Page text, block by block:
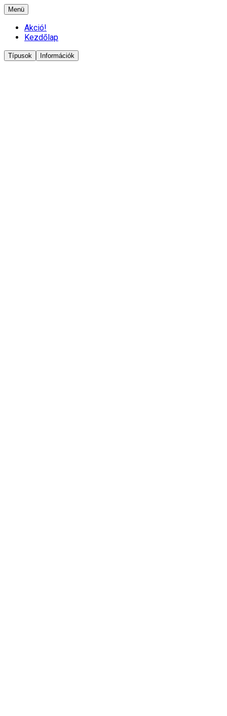
Menü
Akció!
Kezdőlap
Típusok Információk